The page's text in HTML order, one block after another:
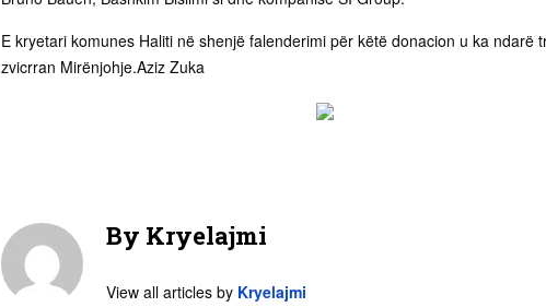
E kryetari komunes Haliti në shenjë falenderimi për këtë donacion u ka ndarë
zvicrran Mirënjohje.Aziz Zuka
By Kryelajmi
View all articles by Kryelajmi